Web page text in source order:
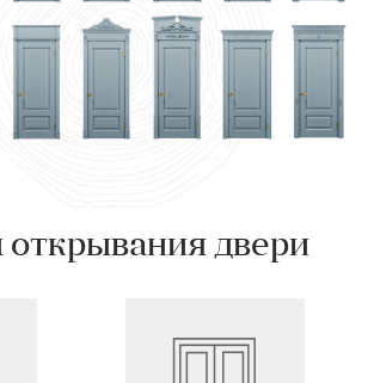
двери